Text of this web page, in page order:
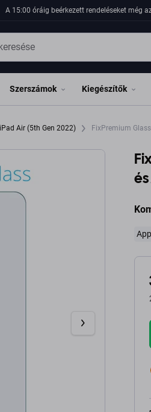
A 15:00 óráig beérkezett rendeléseket még
Szerszámok Kiegészítők
Air (5th Gen 2022) FixPremium
és